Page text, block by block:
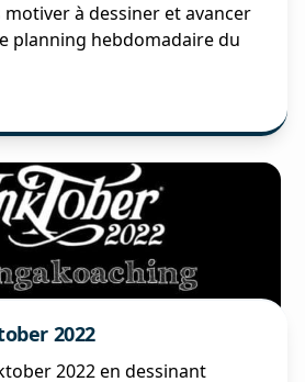
à dessiner et avancer
planning hebdomadaire du
2022
2022 en dessinant